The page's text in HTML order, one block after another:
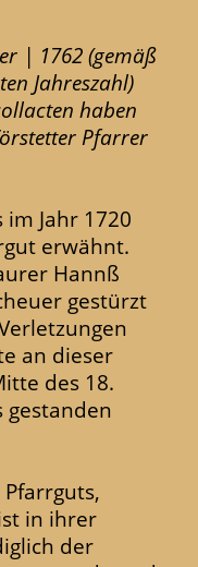
| 1762 (gemäß
Jahreszahl)
haben
Pfarrer
Jahr 1720
erwähnt.
Hannß
gestürzt
an dieser
des 18.
gestanden
in ihrer
der